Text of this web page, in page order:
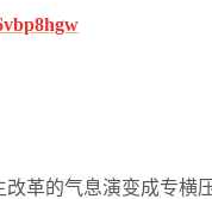
革的气息演变成专横